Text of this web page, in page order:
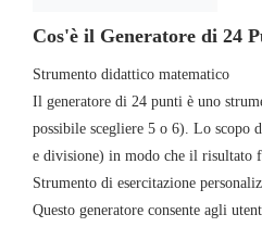
Cos'è il Generatore di 24
Strumento didattico matematico
Il generatore di 24 punti è uno
possibile scegliere 5 o 6). Lo scopo
e divisione) in modo che il risultato
Strumento di esercitazione
Questo generatore consente agli